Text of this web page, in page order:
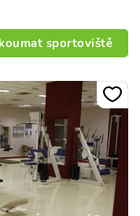
sportoviště